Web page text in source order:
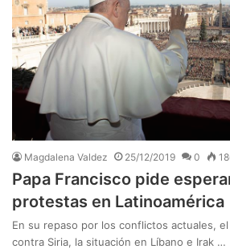
Magdalena Valdez 25/12/2019 0
Papa Francisco pide
protestas en Latinoamérica
En su repaso por los conflictos actuales,
contra Siria, la situación en Líbano e Irak …